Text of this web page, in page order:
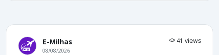
E-Milhas 41 views
08/08/2026